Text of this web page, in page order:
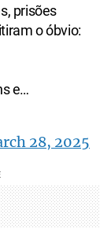
prisões
o óbvio:
e…
28, 2025